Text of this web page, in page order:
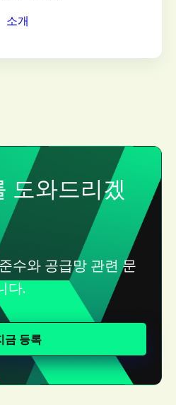
소개
도와드리겠
수와 공급망 관련 문
다.
금 등록